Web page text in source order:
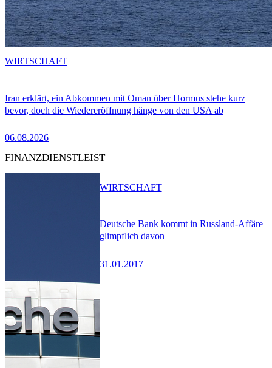
Iran erklärt, ein Abkommen mit Oman über Hormus stehe kurz
bevor, doch die Wiedereröffnung hänge von den USA ab
06.08.2026
WIRTSCHAFT
FINANZDIENSTLEIST
Deutsche Bank kommt in Russland-Affäre
glimpflich davon
31.01.2017
WIRTSCHAFT